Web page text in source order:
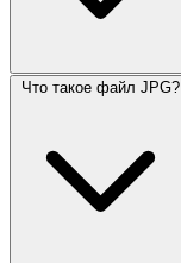
Что такое файл JPG?